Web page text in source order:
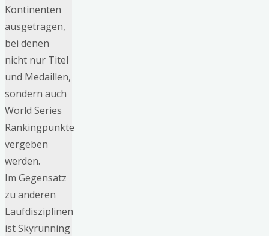
Kontinenten
ausgetragen,
bei denen
nicht nur Titel
und Medaillen,
sondern auch
World Series
Rankingpunkte
vergeben
werden.
Im Gegensatz
zu anderen
Laufdisziplinen
ist Skyrunning